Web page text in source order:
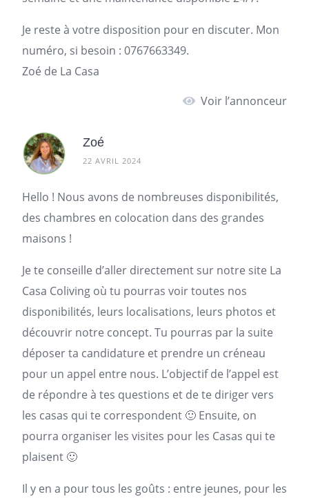
Je reste à votre disposition pour en discuter. Mon
numéro, si besoin : 0767663349.
Zoé de La Casa
Voir l’annonceur
Zoé
22 AVRIL 2024
Hello ! Nous avons de nombreuses disponibilités,
des chambres en colocation dans des grandes
maisons !
Je te conseille d’aller directement sur notre site La
Casa Coliving où tu pourras voir toutes nos
disponibilités, leurs localisations, leurs photos et
découvrir notre concept. Tu pourras par la suite
déposer ta candidature et prendre un créneau
pour un appel entre nous. L’objectif de l’appel est
de répondre à tes questions et de te diriger vers
les casas qui te correspondent 🙂 Ensuite, on
pourra organiser les visites pour les Casas qui te
plaisent 🙂
Il y en a pour tous les goûts : entre jeunes, pour les